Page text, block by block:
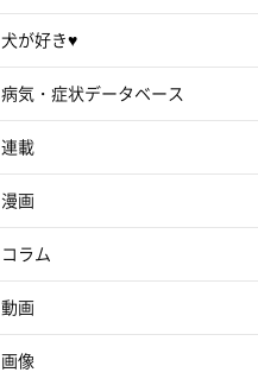
犬が好き♥
病気・症状データベース
連載
漫画
コラム
動画
画像